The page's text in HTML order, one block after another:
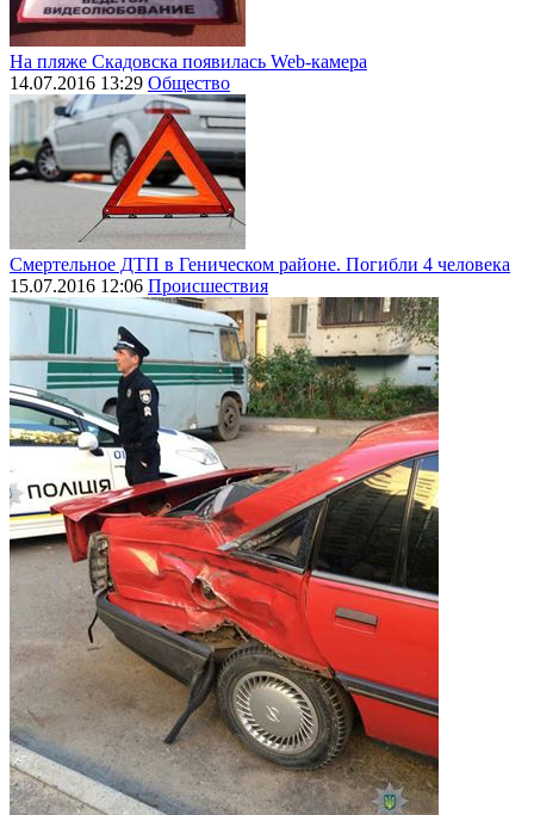
На пляже Скадовска появилась Web-камера
14.07.2016 13:29 Общество
Смертельное ДТП в Геническом районе. Погибли 4 человека
15.07.2016 12:06 Происшествия